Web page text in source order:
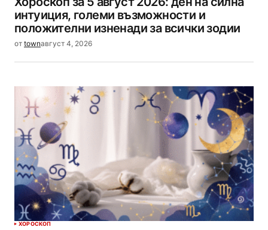
интуиция, големи възможности и
положителни изненади за всички зодии
от townавгуст 4, 2026
ХОРОСКОП